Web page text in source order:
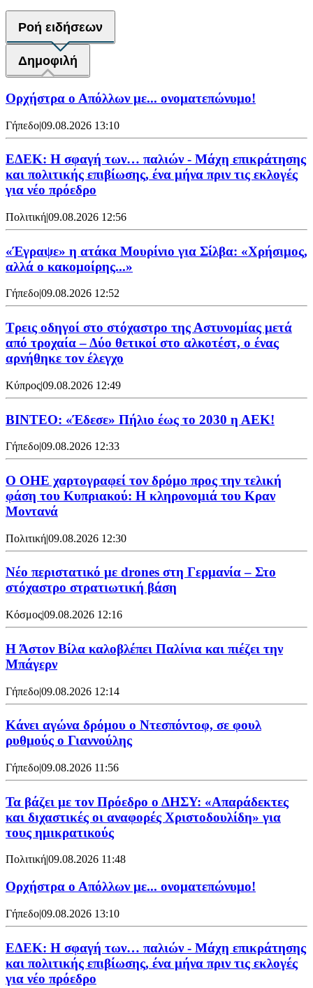
Ροή ειδήσεων
Δημοφιλή
Ορχήστρα o Aπόλλων με... ονοματεπώνυμο!
Γήπεδο|09.08.2026 13:10
ΕΔΕΚ: Η σφαγή των… παλιών - Μάχη επικράτησης
και πολιτικής επιβίωσης, ένα μήνα πριν τις εκλογές
για νέο πρόεδρο
Πολιτική|09.08.2026 12:56
«Έγραψε» η ατάκα Μουρίνιο για Σίλβα: «Χρήσιμος,
αλλά ο κακομοίρης...»
Γήπεδο|09.08.2026 12:52
Τρεις οδηγοί στο στόχαστρο της Αστυνομίας μετά
από τροχαία – Δύο θετικοί στο αλκοτέστ, ο ένας
αρνήθηκε τον έλεγχο
Κύπρος|09.08.2026 12:49
ΒΙΝΤΕΟ: «Έδεσε» Πήλιο έως το 2030 η ΑΕΚ!
Γήπεδο|09.08.2026 12:33
Ο ΟΗΕ χαρτογραφεί τον δρόμο προς την τελική
φάση του Κυπριακού: Η κληρονομιά του Κραν
Μοντανά
Πολιτική|09.08.2026 12:30
Νέο περιστατικό με drones στη Γερμανία – Στο
στόχαστρο στρατιωτική βάση
Κόσμος|09.08.2026 12:16
Η Άστον Βίλα καλοβλέπει Παλίνια και πιέζει την
Μπάγερν
Γήπεδο|09.08.2026 12:14
Kάνει αγώνα δρόμου ο Ντεσπόντοφ, σε φουλ
ρυθμούς ο Γιαννούλης
Γήπεδο|09.08.2026 11:56
Τα βάζει με τον Πρόεδρο ο ΔΗΣΥ: «Απαράδεκτες
και διχαστικές οι αναφορές Χριστοδουλίδη» για
τους ημικρατικούς
Πολιτική|09.08.2026 11:48
Ορχήστρα o Aπόλλων με... ονοματεπώνυμο!
Γήπεδο|09.08.2026 13:10
ΕΔΕΚ: Η σφαγή των… παλιών - Μάχη επικράτησης
και πολιτικής επιβίωσης, ένα μήνα πριν τις εκλογές
για νέο πρόεδρο